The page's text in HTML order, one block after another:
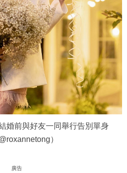
婚前與好友一同舉行告別單身
）
廣告